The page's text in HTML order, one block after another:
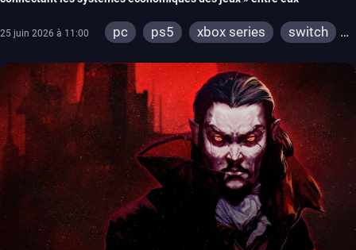
25 juin 2026 à 11:00 pc ps5 xbox series
switch
switch 2